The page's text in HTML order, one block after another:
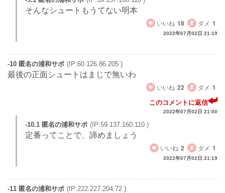
そんなシュートもうてない明本
いいね 18 ダメ 1
2022年07月02日 21:19
-10 匿名の浦和サポ (IP:60.126.86.205 )
最後の正面シュートはまじで無いわ
いいね 22 ダメ 1
このコメントに返信
2022年07月02日 21:00
-10.1 匿名の浦和サポ (IP:59.137.160.110 )
定番ってことで、諦めましょう
いいね 2 ダメ 1
2022年07月02日 21:19
-11 匿名の浦和サポ (IP:222.227.204.72 )